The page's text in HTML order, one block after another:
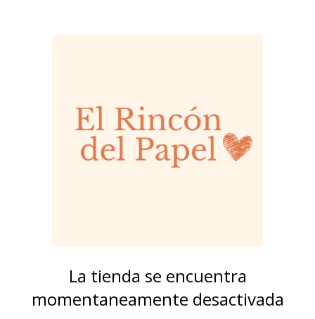
La tienda se encuentra
momentaneamente desactivada